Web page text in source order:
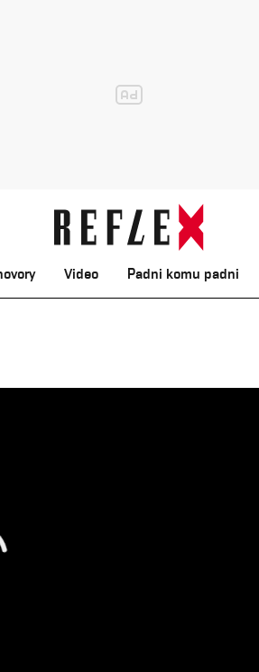
Video Padni komu padni